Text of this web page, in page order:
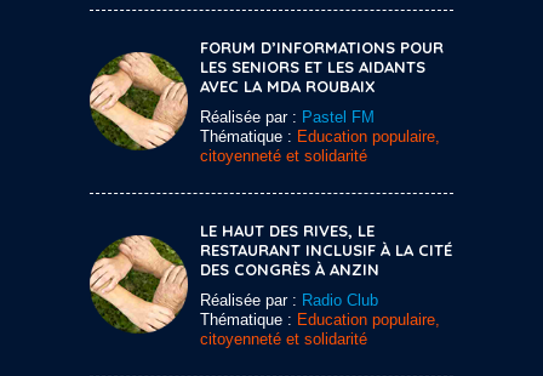
FORUM D’INFORMATIONS POUR
LES SENIORS ET LES AIDANTS
AVEC LA MDA ROUBAIX
Réalisée par : Pastel FM
Thématique : Education populaire,
citoyenneté et solidarité
LE HAUT DES RIVES, LE
RESTAURANT INCLUSIF À LA CITÉ
DES CONGRÈS À ANZIN
Réalisée par : Radio Club
Thématique : Education populaire,
citoyenneté et solidarité